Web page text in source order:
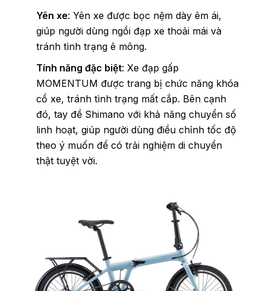
Yên xe: Yên xe được bọc nệm dày êm ái,
giúp người dùng ngồi đạp xe thoải mái và
tránh tình trạng ê mông.
Tính năng đặc biệt: Xe đạp gấp
MOMENTUM được trang bị chức năng khóa
cổ xe, tránh tình trạng mất cắp. Bên cạnh
đó, tay đề Shimano với khả năng chuyển số
linh hoạt, giúp người dùng điều chỉnh tốc độ
theo ý muốn để có trải nghiệm di chuyển
thật tuyệt vời.